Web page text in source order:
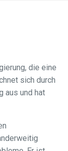
die eine
sich durch
aus und hat